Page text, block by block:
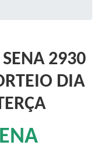
2930
DIA